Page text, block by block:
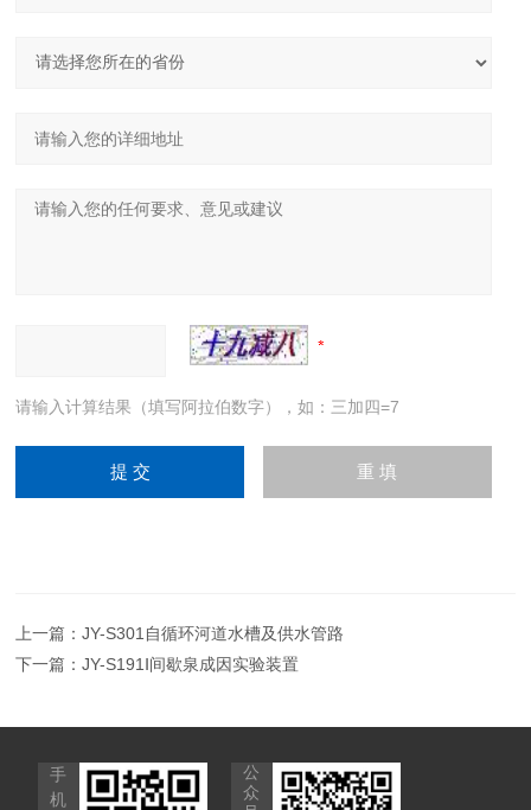
请输入计算结果（填写阿拉伯数字），如：三加四=7
上一篇：JY-S301自循环河道水槽及供水管路
下一篇：JY-S191Ⅰ间歇泉成因实验装置
手
机
公
众